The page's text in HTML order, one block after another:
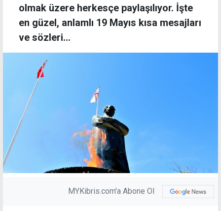
olmak üzere herkesçe paylaşılıyor. İşte
en güzel, anlamlı 19 Mayıs kısa mesajları
ve sözleri...
MYKibris.com'a Abone Ol